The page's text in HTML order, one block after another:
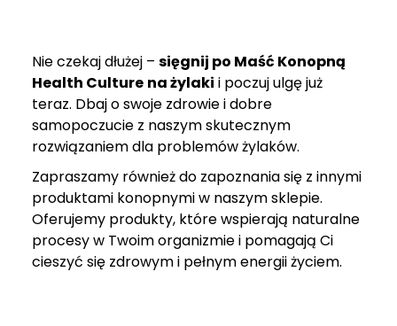
Nie czekaj dłużej – sięgnij po Maść Konopną
Health Culture na żylaki i poczuj ulgę już
teraz. Dbaj o swoje zdrowie i dobre
samopoczucie z naszym skutecznym
rozwiązaniem dla problemów żylaków.
Zapraszamy również do zapoznania się z innymi
produktami konopnymi w naszym sklepie.
Oferujemy produkty, które wspierają naturalne
procesy w Twoim organizmie i pomagają Ci
cieszyć się zdrowym i pełnym energii życiem.